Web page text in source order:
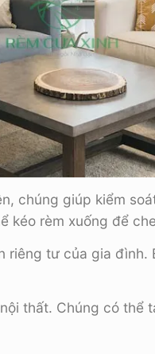
chúng giúp kiểm
kéo rèm xuống để
tư của gia
thất. Chúng có